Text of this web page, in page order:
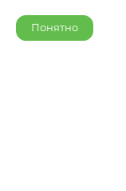
Понятно